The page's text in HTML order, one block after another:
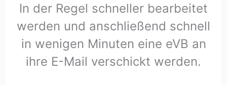
In der Regel schneller bearbeitet
werden und anschließend schnell
in wenigen Minuten eine eVB an
ihre E-Mail verschickt werden.